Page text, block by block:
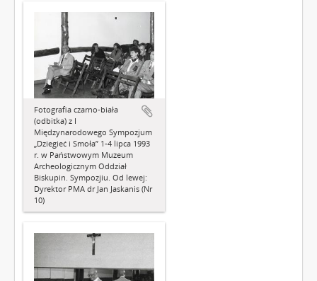
Fotografia czarno-biała
(odbitka) z I
Międzynarodowego Sympozjum
„Dziegieć i Smoła” 1-4 lipca 1993
r. w Państwowym Muzeum
Archeologicznym Oddział
Biskupin. Sympozjiu. Od lewej:
Dyrektor PMA dr Jan Jaskanis (Nr
10)